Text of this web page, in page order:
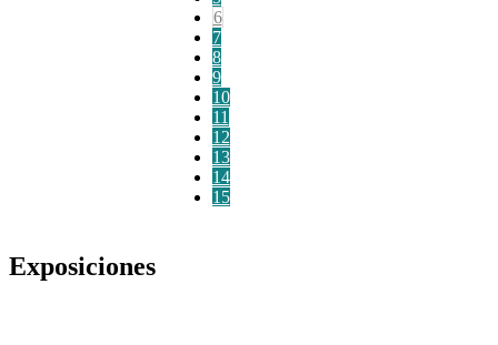
6
7
8
9
10
11
12
13
14
15
Exposiciones